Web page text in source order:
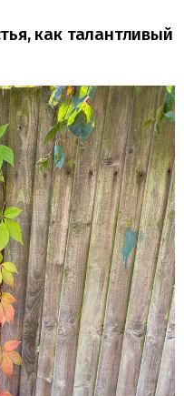
как талантливый